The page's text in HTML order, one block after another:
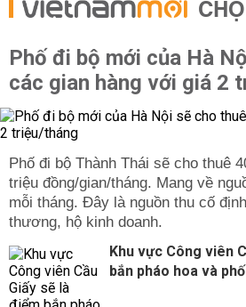
Phố đi bộ mới của Hà
các gian hàng với giá 2
Phố đi bộ Thành Thái sẽ cho thuê
triệu đồng/gian/tháng. Mang về
mỗi tháng. Đây là nguồn thu cố
thương, hộ kinh doanh.
Khu vực Công viên
bắn pháo hoa và